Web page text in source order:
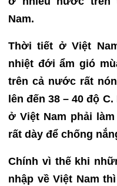
Nam.
Thời tiết ở Việt
nhiệt đới ẩm gió
trên cả nước rất
lên đến 38 – 40 độ
ở Việt Nam phải
rất dày để chống
Chính vì thế khi
nhập về Việt Nam